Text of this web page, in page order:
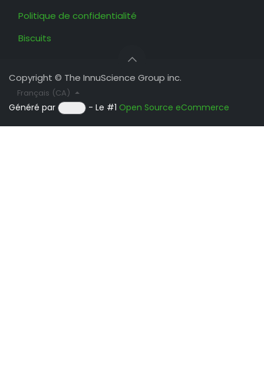
Politique de confidentialité
Biscuits
Copyright © The InnuScience Group inc.
Français (CA)
Généré par - Le #1Open Source eCommerce